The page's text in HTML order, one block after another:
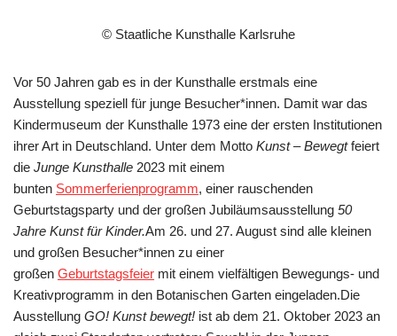
© Staatliche Kunsthalle Karlsruhe
Vor 50 Jahren gab es in der Kunsthalle erstmals eine
Ausstellung speziell für junge Besucher*innen. Damit war das
Kindermuseum der Kunsthalle 1973 eine der ersten Institutionen
ihrer Art in Deutschland. Unter dem Motto Kunst – Bewegtfeiert
die Junge Kunsthalle 2023 mit einem
bunten Sommerferienprogramm, einer rauschenden
Geburtstagsparty und der großen Jubiläumsausstellung 50
Jahre Kunst für Kinder.Am 26. und 27. August sind alle kleinen
und großen Besucher*innen zu einer
großen Geburtstagsfeier mit einem vielfältigen Bewegungs- und
Kreativprogramm in den Botanischen Garten eingeladen.Die
Ausstellung GO! Kunst bewegt! ist ab dem 21. Oktober 2023 an